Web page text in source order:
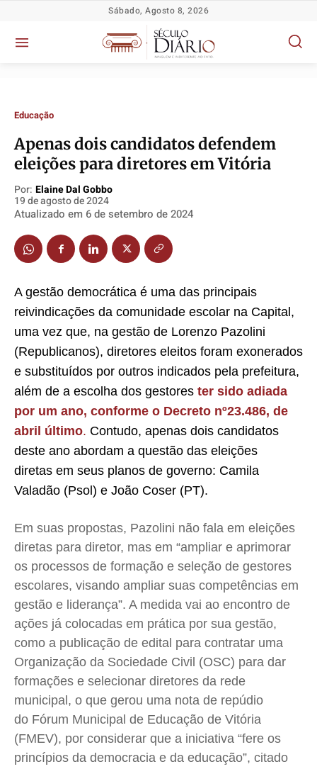
Política
Socioeconômicas
TV Século
Justiça
Segurança
Meio Ambiente
Cidades
Direitos
Economia
Cultura
Colunas
Caetano Roque
Gustavo Bastos
Publicidade Legal
Anuncie
Quem Somos
Contato
Anuncie
Termos de Uso
Política
Socioeconômicas
TV Século
Justiça
Segurança
Meio Ambiente
Cidades
Direitos
Economia
Cultura
Colunas
Caetano Roque
Gustavo Bastos
Publicidade Legal
Anuncie
Quem Somos
Contato
Anuncie
Termos de Uso
Política
Socioeconômicas
TV Século
Justiça
Segurança
Meio Ambiente
Cidades
Direitos
Economia
Cultura
Colunas
Caetano Roque
Gustavo Bastos
Publicidade Legal
Anuncie
Quem Somos
Contato
Anuncie
Termos de Uso
Política
Socioeconômicas
TV Século
Justiça
Segurança
Meio Ambiente
Cidades
Direitos
Economia
Cultura
Colunas
Caetano Roque
Gustavo Bastos
Publicidade Legal
Anuncie
Quem Somos
Contato
Anuncie
Termos de Uso
Sábado, Agosto 8, 2026
Educação
Apenas dois candidatos defendem
eleições para diretores em Vitória
Por: Elaine Dal Gobbo
19 de agosto de 2024
Atualizado em 6 de setembro de 2024
A gestão democrática é uma das principais
reivindicações da comunidade escolar na Capital,
uma vez que, na gestão de Lorenzo Pazolini
(Republicanos), diretores eleitos foram exonerados
e substituídos por outros indicados pela prefeitura,
além de a escolha dos gestores ter sido adiada
por um ano, conforme o Decreto nº23.486, de
abril último. Contudo, apenas dois candidatos
deste ano abordam a questão das eleições
diretas em seus planos de governo: Camila
Valadão (Psol) e João Coser (PT).
Em suas propostas, Pazolini não fala em eleições
diretas para diretor, mas em “ampliar e aprimorar
os processos de formação e seleção de gestores
escolares, visando ampliar suas competências em
gestão e liderança”. A medida vai ao encontro de
ações já colocadas em prática por sua gestão,
como a publicação de edital para contratar uma
Organização da Sociedade Civil (OSC) para dar
formações e selecionar diretores da rede
municipal, o que gerou uma nota de repúdio
do Fórum Municipal de Educação de Vitória
(FMEV), por considerar que a iniciativa “fere os
princípios da democracia e da educação”, citado